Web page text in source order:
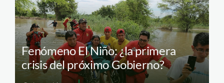
Fenómeno El Niño: ¿la primera
crisis del próximo Gobierno?